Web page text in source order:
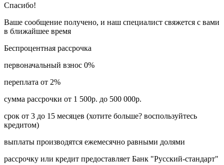
Спасибо!
Ваше сообщение получено, и наш специалист свяжется с вами
в ближайшее время
Беспроцентная рассрочка
первоначальный взнос 0%
переплата от 2%
сумма рассрочки от 1 500р. до 500 000р.
срок от 3 до 15 месяцев (хотите больше? воспользуйтесь
кредитом)
выплаты производятся ежемесячно равными долями
рассрочку или кредит предоставляет Банк "Русский-стандарт"